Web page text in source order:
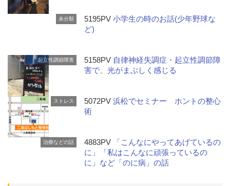
未分類 5195PV小学生の時のお話(少年野球な
ど)
起立性調節障害 5158PV 自律神経失調症・起立性調節障
害で、光がまぶしく感じる
ストレス 5072PV浜松でセミナー ホントの整心
術
治療などの話 4883PV
「こんなにやってあげているの
に」「私はこんなに頑張っているの
に」など「のに病」の話